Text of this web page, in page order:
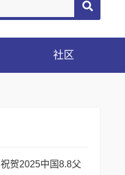
社区
祝贺2025中国8.8父